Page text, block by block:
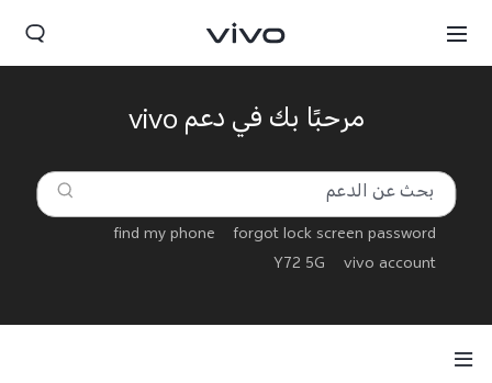
مرحبًا بك في دعم vivo
forgot lock screen password
find my phone
vivo account
Y72 5G